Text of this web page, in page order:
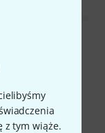
z tym wiąże.
“under 1000€”